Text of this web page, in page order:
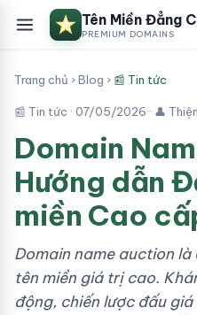
Tên Miền Đẳng
PREMIUM DOMAINS
Trang chủ ›Blog › 📰 Tin tức
📰 Tin tức · 07/05/2026 · 👤
Domain
Hướng dẫn
miền Cao
Domain name auction
tên miền giá trị cao.
động, chiến lược đấu